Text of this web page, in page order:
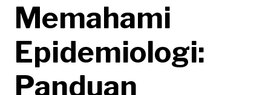
Memahami
Epidemiologi:
Panduan